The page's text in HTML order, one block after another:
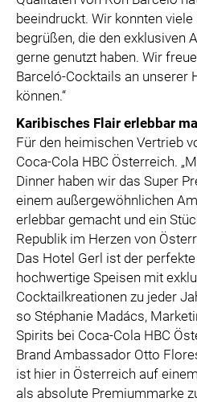
beeindruckt. Wir konnten
begrüßen, die den exklusiven
gerne genutzt haben. Wir
Barceló-Cocktails an unserer
können.“
Karibisches Flair erlebbar
Für den heimischen Vertrieb
Coca-Cola HBC Österreich.
Dinner haben wir das Super
einem außergewöhnlichen
erlebbar gemacht und ein
Republik im Herzen von
Das Hotel Gerl ist der
hochwertige Speisen mit
Cocktailkreationen zu jeder
so Stéphanie Madács,
Spirits bei Coca-Cola HBC
Brand Ambassador Otto
ist hier in Österreich auf
als absolute Premiummarke